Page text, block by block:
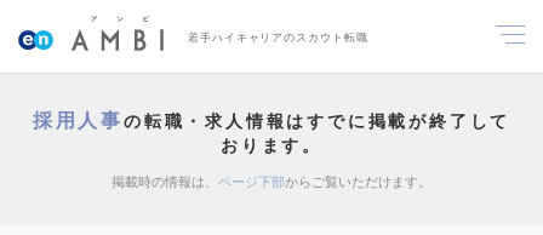
若手ハイキャリアのスカウト転職
採用人事の転職・求人情報はすでに掲載が終了して
おります。
掲載時の情報は、 ページ下部からご覧いただけます。